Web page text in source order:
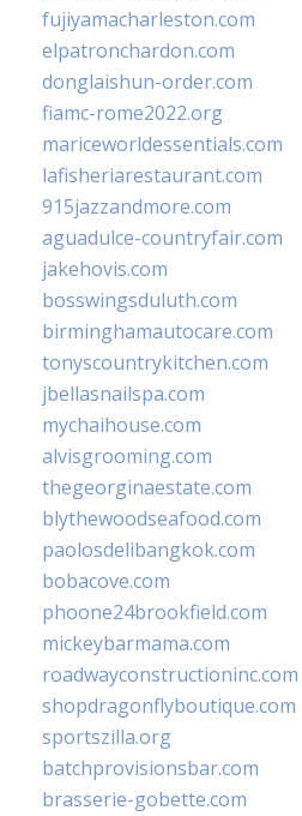
fujiyamacharleston.com
elpatronchardon.com
donglaishun-order.com
fiamc-rome2022.org
mariceworldessentials.com
lafisheriarestaurant.com
915jazzandmore.com
aguadulce-countryfair.com
jakehovis.com
bosswingsduluth.com
birminghamautocare.com
tonyscountrykitchen.com
jbellasnailspa.com
mychaihouse.com
alvisgrooming.com
thegeorginaestate.com
blythewoodseafood.com
paolosdelibangkok.com
bobacove.com
phoone24brookfield.com
mickeybarmama.com
roadwayconstructioninc.com
shopdragonflyboutique.com
sportszilla.org
batchprovisionsbar.com
brasserie-gobette.com